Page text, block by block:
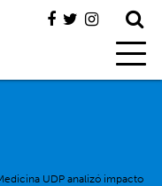
UDP analizó impacto